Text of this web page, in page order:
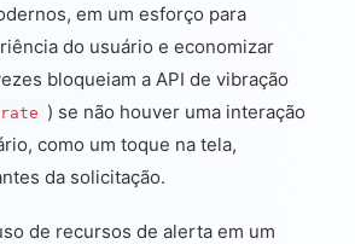
em um esforço para
do usuário e economizar
bloqueiam a API de vibração
) se não houver uma interação
como um toque na tela,
da solicitação.
de recursos de alerta em um